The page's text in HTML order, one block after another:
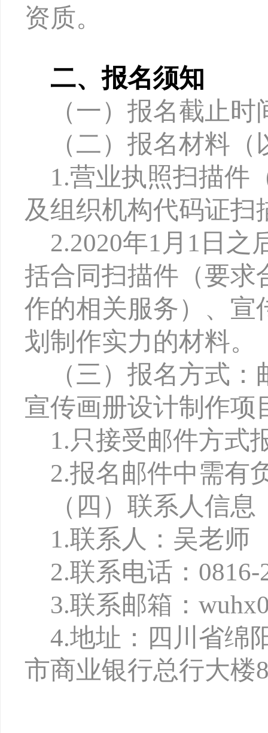
资质。
二、报名须知
（一）报名截止时
（二）报名材料
1.营业执照扫描件
及组织机构代码证扫
2.2020年1月1日之
括合同扫描件（要求
作的相关服务）、宣
划制作实力的材料。
（三）报名方式
宣传画册设计制作项
1.只接受邮件方式
2.报名邮件中需有
（四）联系人信息
1.联系人：吴老师
2.联系电话：0816-
3.联系邮箱：
4.地址：四川省绵
市商业银行总行大楼